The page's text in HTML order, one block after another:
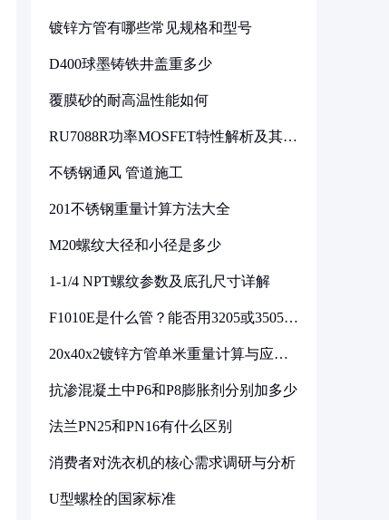
镀锌方管有哪些常见规格和型号
D400球墨铸铁井盖重多少
覆膜砂的耐高温性能如何
RU7088R功率MOSFET特性解析及其在
不锈钢通风 管道施工
201不锈钢重量计算方法大全
M20螺纹大径和小径是多少
1-1/4 NPT螺纹参数及底孔尺寸详解
F1010E是什么管？能否用3205或3505代
20x40x2镀锌方管单米重量计算与应用
抗渗混凝土中P6和P8膨胀剂分别加多少
法兰PN25和PN16有什么区别
消费者对洗衣机的核心需求调研与分析
U型螺栓的国家标准